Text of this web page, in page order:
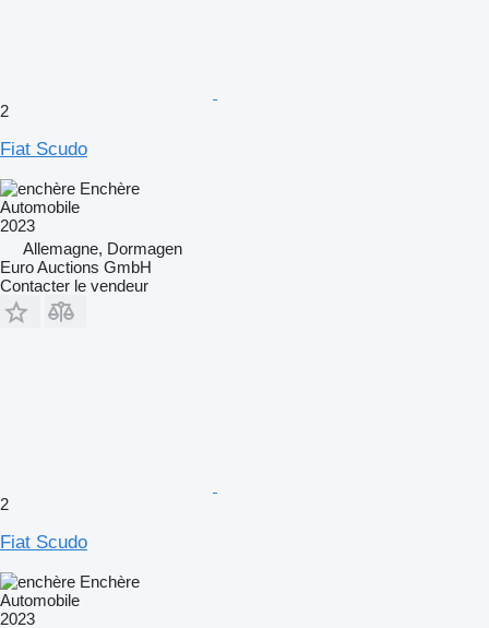
2
Fiat Scudo
Enchère
Automobile
2023
Allemagne, Dormagen
Euro Auctions GmbH
Contacter le vendeur
2
Fiat Scudo
Enchère
Automobile
2023